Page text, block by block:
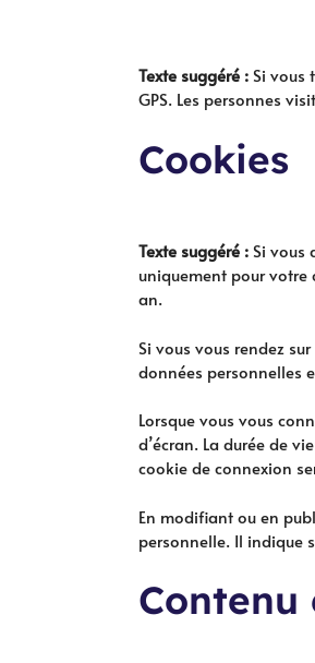
Texte suggéré : Si vous
GPS. Les personnes
Cookies
Texte suggéré : Si vous
uniquement pour votre
an.
Si vous vous rendez
données personnelles
Lorsque vous vous
d’écran. La durée de
cookie de connexion
En modifiant ou en
personnelle. Il indique
Contenu